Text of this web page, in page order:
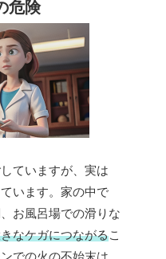
危険
ていますが、実は
います。家の中で
お風呂場での滑りな
なケガにつながるこ
での火の不始末は、